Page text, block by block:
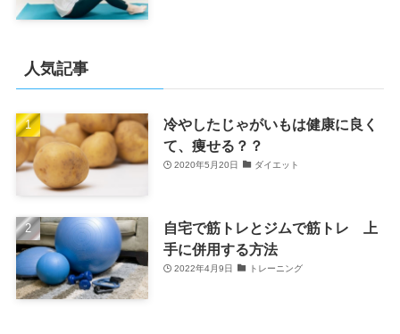
人気記事
冷やしたじゃがいもは健康に良く
て、痩せる？？
2020年5月20日 ダイエット
自宅で筋トレとジムで筋トレ 上
手に併用する方法
2022年4月9日 トレーニング